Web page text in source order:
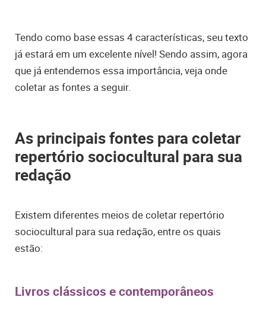
Tendo como base essas 4 características, seu texto
já estará em um excelente nível! Sendo assim, agora
que já entendemos essa importância, veja onde
coletar as fontes a seguir.
As principais fontes para coletar
repertório sociocultural para sua
redação
Existem diferentes meios de coletar repertório
sociocultural para sua redação, entre os quais
estão:
Livros clássicos e contemporâneos